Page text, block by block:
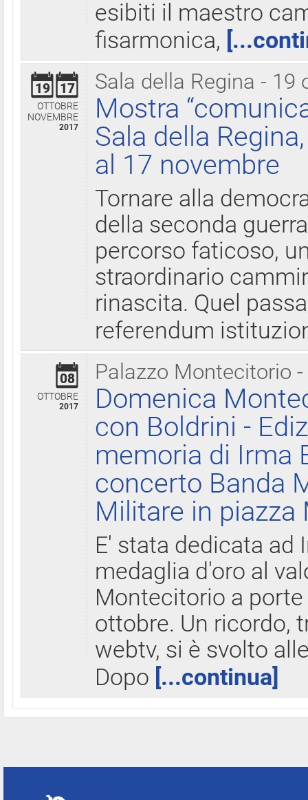
esibiti il maestro
fisarmonica,
Sala della Regina - 19
19 17
OTTOBRE
NOVEMBRE
2017
Mostra
Sala della
al 17 novembre
Tornare alla
della seconda
percorso faticoso,
straordinario
rinascita. Quel
referendum
Palazzo Montecitorio
08
OTTOBRE
2017
Domenica
con Boldrini -
memoria di Irma
concerto Banda
Militare in
E' stata dedicata ad
medaglia d'oro al
Montecitorio a
ottobre. Un ricordo,
webtv, si è svolto
Dopo [...continua]